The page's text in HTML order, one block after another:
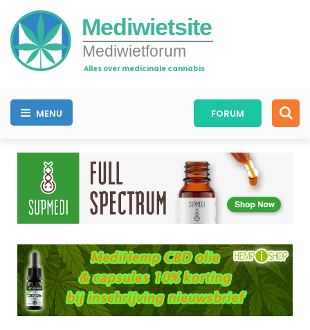
Mediwietsite
Mediwietforum
Alles over medicinale cannabis
MENU FORUM